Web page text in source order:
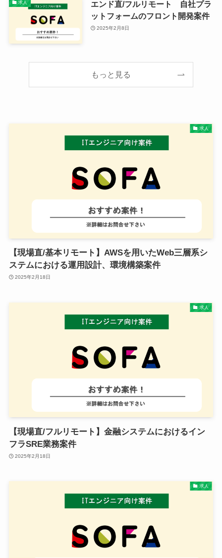
求人
エンド直/フルリモート 自社プラ
ットフォームのフロント開発案件
2025年2月8日
もっと見る
求人
【現場直/基本リモート】AWSを用いたWeb三層系シ
ステムにおける運用設計、環境構築案件
2025年2月18日
求人
【現場直/フルリモート】金融システムにおけるイン
フラSRE業務案件
2025年2月18日
求人